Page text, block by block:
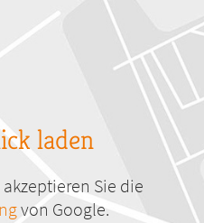
laden
Sie die
von Google.